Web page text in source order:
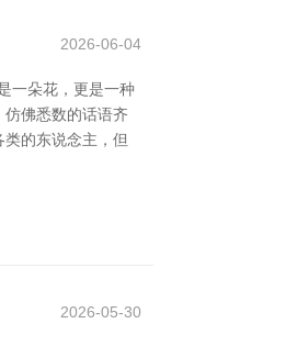
2026-06-04
一朵花，更是一种
佛悉数的话语齐
的东说念主，但
2026-05-30